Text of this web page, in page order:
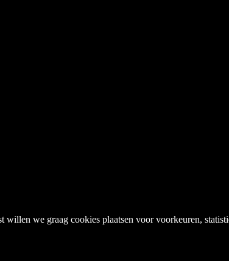
we graag cookies plaatsen voor voorkeuren,